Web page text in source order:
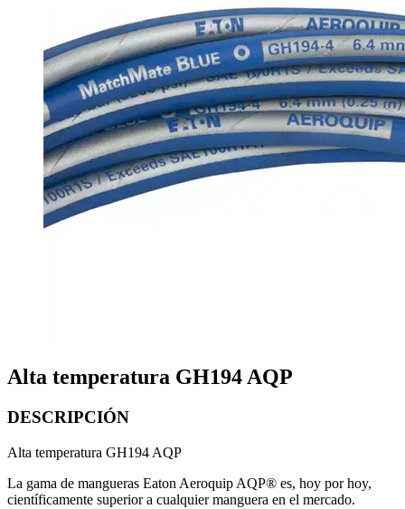
Alta temperatura GH194 AQP
DESCRIPCIÓN
Alta temperatura GH194 AQP
La gama de mangueras Eaton Aeroquip AQP® es, hoy por hoy,
científicamente superior a cualquier manguera en el mercado.